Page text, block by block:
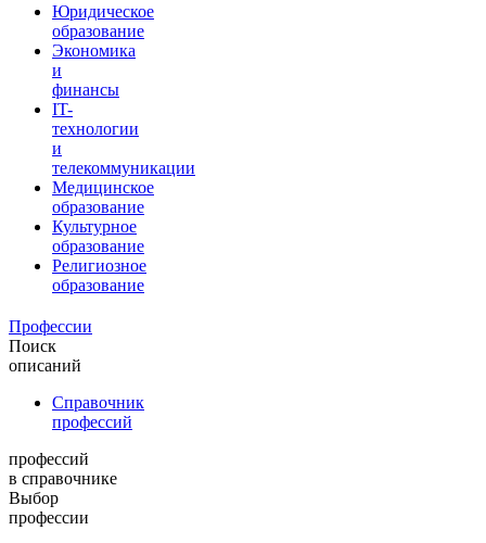
Юридическое
образование
Экономика
и
финансы
IT-
технологии
и
телекоммуникации
Медицинское
образование
Культурное
образование
Религиозное
образование
Профессии
Поиск
описаний
Справочник
профессий
профессий
в справочнике
Выбор
профессии